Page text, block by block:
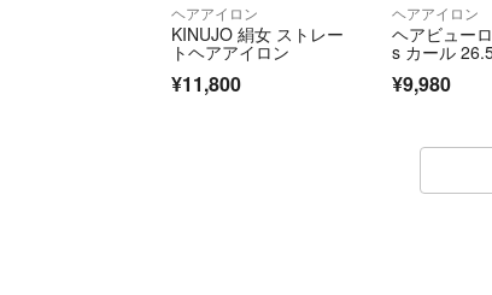
ヘアアイロン
KINUJO 絹女 ストレー
トヘアアイロン
¥11,800
ヘアアイロン
ヘアビュー
s カール
¥9,980